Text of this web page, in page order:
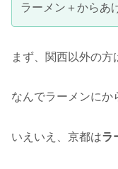
ラーメン＋からあ
まず、関西以外の
なんでラーメンにか
いえいえ、京都はラ